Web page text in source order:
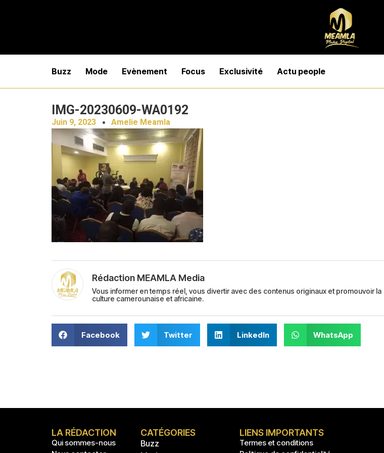
Buzz Mode Evènement Focus Exclusivité Actu people
IMG-20230609-WA0192
Juin 9, 2023 Amelie Meamla
Rédaction MEAMLA Media
Vous informer en temps réel, vous divertir avec des contenus originaux et promouvoir la
culture camerounaise et africaine.
Facebook Twitter LinkedIn WhatsApp
LA RÉDACTION
Qui sommes-nous
CATÉGORIES
Buzz
LIENS IMPORTANTS
Termes et conditions